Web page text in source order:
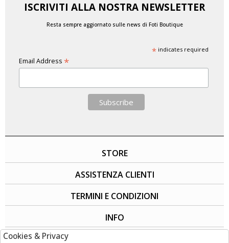
ISCRIVITI ALLA NOSTRA NEWSLETTER
Resta sempre aggiornato sulle news di Foti Boutique
*indicates required
Email Address *
STORE
ASSISTENZA CLIENTI
TERMINI E CONDIZIONI
INFO
Cookies & Privacy